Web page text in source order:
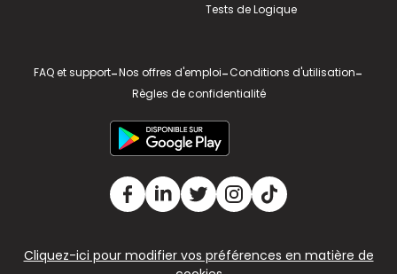
Tests de Logique
FAQ et support-Nos offres d'emploi-Conditions d'utilisation-
Règles de confidentialité
Cliquez-ici pour modifier vos préférences en matière de